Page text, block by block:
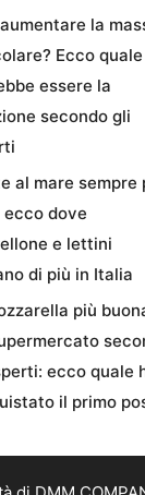
la
Ecco quale
essere la
secondo gli
al mare sempre
ecco dove
e lettini
di più in Italia
più
ecco quale
il primo